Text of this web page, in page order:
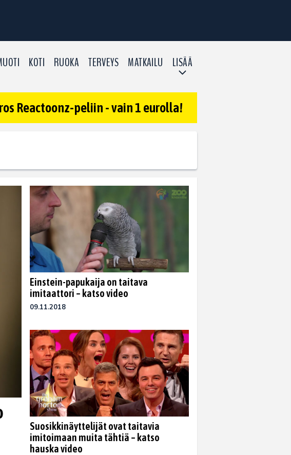
KOTI RUOKA TERVEYS MATKAILU LISÄÄ
Reactoonz-peliin - vain 1 eurolla!
Einstein-papukaija on taitava
imitaattori – katso video
09.11.2018
Suosikkinäyttelijät ovat taitavia
imitoimaan muita tähtiä – katso
hauska video